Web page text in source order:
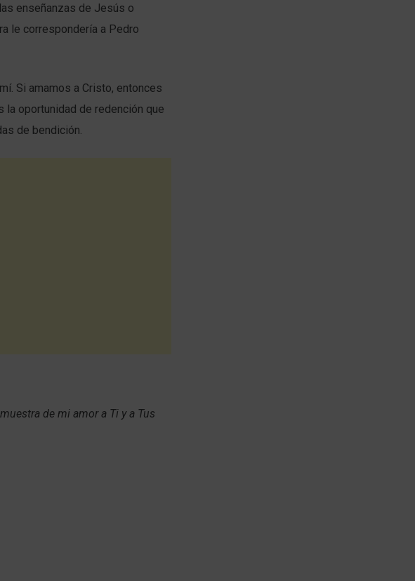
enseñanzas de Jesús o
le correspondería a Pedro
Si amamos a Cristo, entonces
oportunidad de redención que
de bendición.
de mi amor a Ti y a Tus